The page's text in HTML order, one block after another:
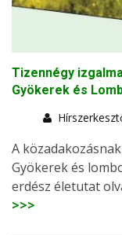
Tizennégy
Gyökerek és
A
Gyökerek és
erdész életutat
>>>